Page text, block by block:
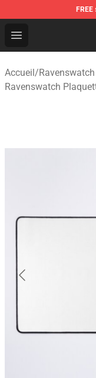
FREE
Open menu
Ravenswatch
Accueil/
Ravenswatch